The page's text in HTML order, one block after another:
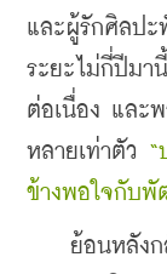
และผู้รักศิลปะ
ระยะไม่กี่ปีมา
ต่อเนื่อง และ
หลายเท่าตัว “
ข้างพอใจกับพั
ย้อนหลังกลั